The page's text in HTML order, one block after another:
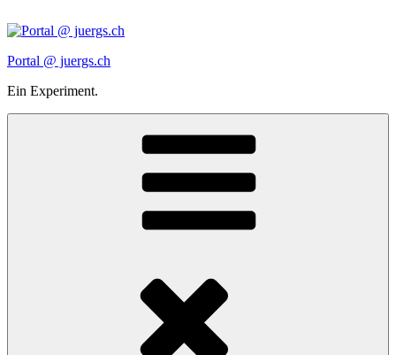
Inhalt
Portal @ juergs.ch
Ein Experiment.